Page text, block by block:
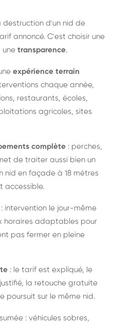
destruction d'un nid de
annoncé. C'est choisir une
une transparence.
expérience terrain
chaque année,
restaurants, écoles,
agricoles, sites
complète : perches,
de traiter aussi bien un
nid en façade à 18 mètres
accessible.
intervention le jour-même
horaires adaptables pour
pas fermer en pleine
: le tarif est expliqué, le
la retouche gratuite
poursuit sur le même nid.
: véhicules sobres,